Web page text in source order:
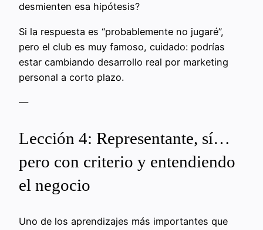
desmienten esa hipótesis?
Si la respuesta es “probablemente no jugaré”,
pero el club es muy famoso, cuidado: podrías
estar cambiando desarrollo real por marketing
personal a corto plazo.
—
Lección 4: Representante, sí…
pero con criterio y entendiendo
el negocio
Uno de los aprendizajes más importantes que